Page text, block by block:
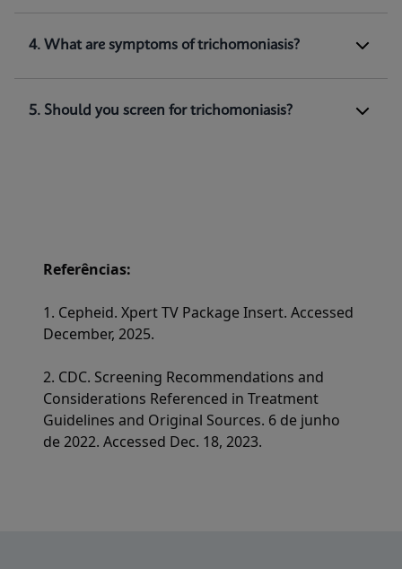
(1)
4. What are symptoms of trichomoniasis?
5. Should you screen for trichomoniasis?
Referências:
1. Cepheid. Xpert TV Package Insert. Accessed
December, 2025.
2. CDC. Screening Recommendations and
Considerations Referenced in Treatment
Guidelines and Original Sources. 6 de junho
de 2022. Accessed Dec. 18, 2023.